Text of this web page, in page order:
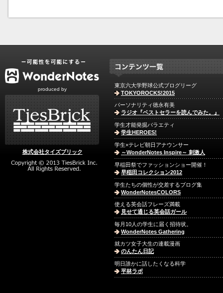
produced by
株式会社タイズブリック
東京六大学野球公式ブログリーグ
TOKYOROCKS!2015
パーソナリティ徳永有美
ラジオ『ベストセラーを読んでみた。』
学生才能発掘バラエティ
学生HEROES!
学生×テレビ朝日アナウンサー
～WonderNotes Inspire～ 刺激人
早稲田祭でファッションショー開催！
早稲田コレクション2012
学生たちの個性が交差するブログ集
WonderNotesCOLORS
使える英会話フレーズ満載
見せて通じる英会話ガール
毎月10人の学生に届く招待状。
WonderNotes Gathering
就カツ女子大生の連載漫画
のんたん日記
明日誰かに話したくなる科学
平林ラボ